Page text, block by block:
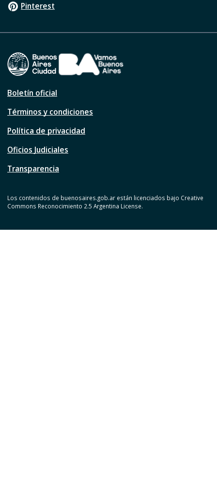
Pinterest
Boletín oficial
Términos y condiciones
Política de privacidad
Oficios Judiciales
Transparencia
Los contenidos de buenosaires.gob.ar están licenciados bajo Creative
Commons Reconocimiento 2.5 Argentina License.